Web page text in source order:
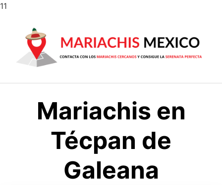
11
contenido
Mariachis en
Técpan de
Galeana